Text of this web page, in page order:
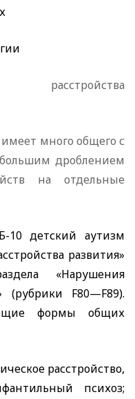
расстройства
много общего с
дроблением
на отдельные
10 детский аутизм
развития»
«Нарушения
(рубрики F80—F89).
формы общих
расстройство,
психоз;